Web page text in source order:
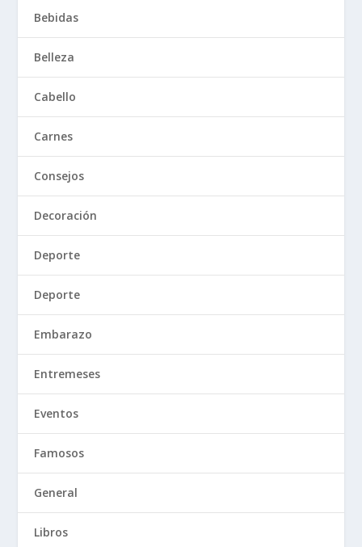
Bebidas
Belleza
Cabello
Carnes
Consejos
Decoración
Deporte
Deporte
Embarazo
Entremeses
Eventos
Famosos
General
Libros